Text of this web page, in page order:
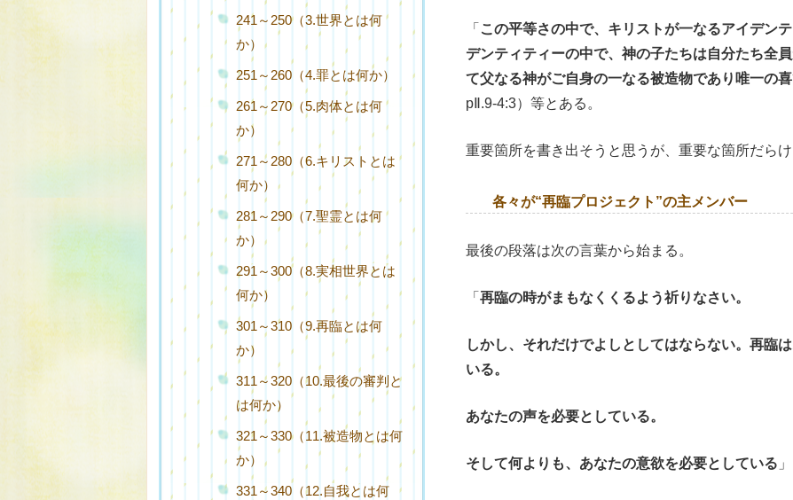
「 この平等さの中で、キリストが一なるアイデン
デンティティーの中で、神の子たちは自分たち全
て父なる神がご自身の一なる被造物であり唯一の
pⅡ.9-4:3）等とある。
重要箇所を書き出そうと思うが、重要な箇所だらけ
各々が“再臨プロジェクト”の主メンバー
最後の段落は次の言葉から始まる。
「 再臨の時がまもなくくるよう祈りなさい。
しかし、それだけでよしとしてはならない。再臨
いる。
あなたの声を必要としている。
そして何よりも、あなたの意欲を必要としている
241～250（3.世界とは何
か）
251～260（4.罪とは何か）
261～270（5.肉体とは何
か）
271～280（6.キリストとは
何か）
281～290（7.聖霊とは何
か）
291～300（8.実相世界とは
何か）
301～310（9.再臨とは何
か）
311～320（10.最後の審判と
は何か）
321～330（11.被造物とは何
か）
331～340（12.自我とは何